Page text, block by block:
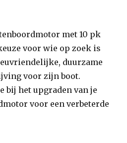
met 10 pk
voor wie op zoek is
duurzame
voor zijn boot.
bij het upgraden van je
voor een verbeterde